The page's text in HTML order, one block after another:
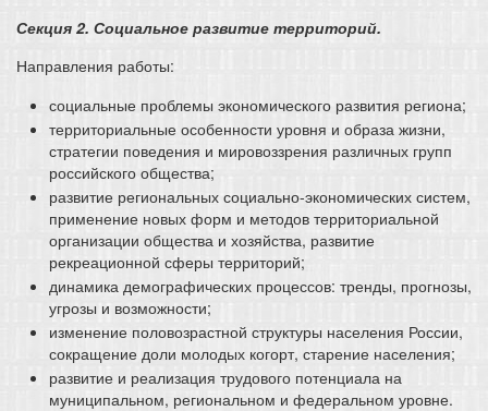
Секция 2. Социальное развитие территорий.
Направления работы:
социальные проблемы экономического развития региона;
территориальные особенности уровня и образа жизни,
стратегии поведения и мировоззрения различных групп
российского общества;
развитие региональных социально-экономических систем,
применение новых форм и методов территориальной
организации общества и хозяйства, развитие
рекреационной сферы территорий;
динамика демографических процессов: тренды, прогнозы,
угрозы и возможности;
изменение половозрастной структуры населения России,
сокращение доли молодых когорт, старение населения;
развитие и реализация трудового потенциала на
муниципальном, региональном и федеральном уровне.